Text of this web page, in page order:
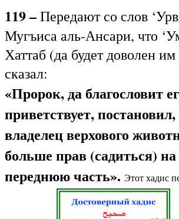
119 –Передают со слов
Мугъиса аль-Ансари, что
Хаттаб (да будет доволен
сказал:
«Пророк, да благословит
приветствует,
владелец верхового
больше прав (садиться) на
переднюю часть». Этот хадис